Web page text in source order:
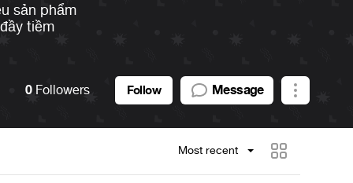
sản phẩm
tiềm
0 Followers Follow Message
Most recent